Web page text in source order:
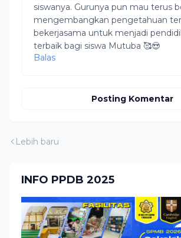
siswanya. Gurunya pun mau terus
mengembangkan pengetahuan
bekerjasama untuk menjadi
terbaik bagi siswa Mutuba 🥰😍
Balas
Posting Komentar
Lebih baru
INFO PPDB 2025